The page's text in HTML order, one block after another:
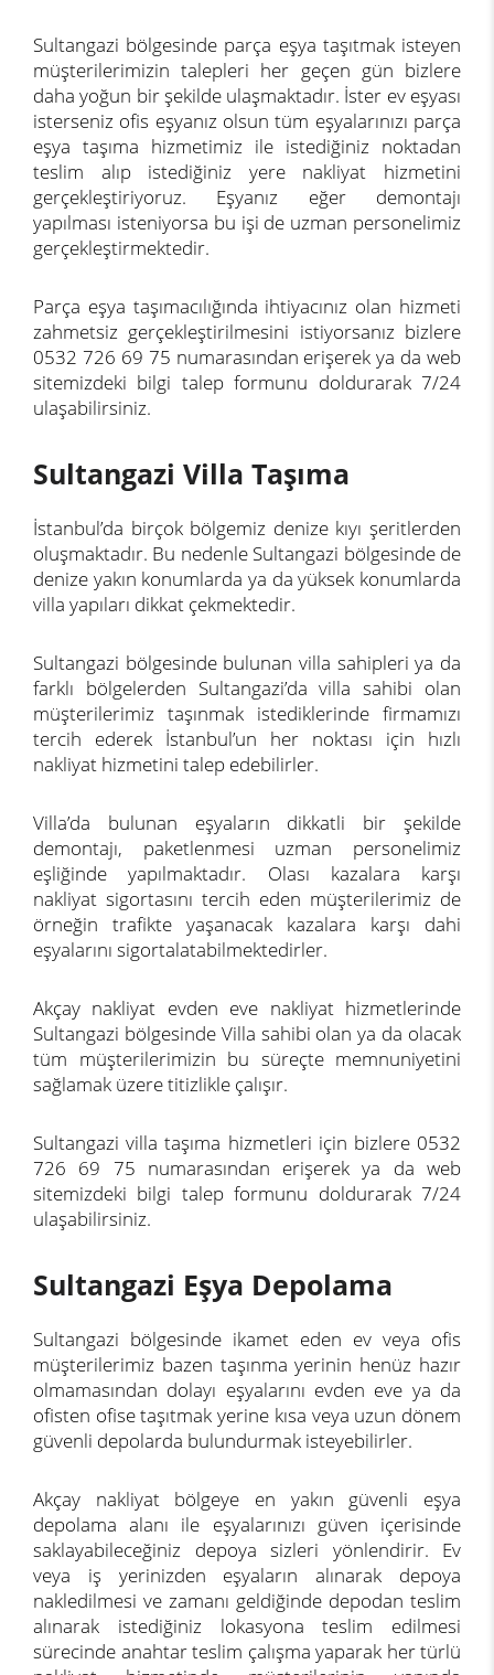
Sultangazi bölgesinde parça eşya taşıtmak isteyen
müşterilerimizin talepleri her geçen gün bizlere
daha yoğun bir şekilde ulaşmaktadır. İster ev eşyası
isterseniz ofis eşyanız olsun tüm eşyalarınızı parça
eşya taşıma hizmetimiz ile istediğiniz noktadan
teslim alıp istediğiniz yere nakliyat hizmetini
gerçekleştiriyoruz. Eşyanız eğer demontajı
yapılması isteniyorsa bu işi de uzman personelimiz
gerçekleştirmektedir.
Parça eşya taşımacılığında ihtiyacınız olan hizmeti
zahmetsiz gerçekleştirilmesini istiyorsanız bizlere
0532 726 69 75 numarasından erişerek ya da web
sitemizdeki bilgi talep formunu doldurarak 7/24
ulaşabilirsiniz.
Sultangazi Villa Taşıma
İstanbul’da birçok bölgemiz denize kıyı şeritlerden
oluşmaktadır. Bu nedenle Sultangazi bölgesinde de
denize yakın konumlarda ya da yüksek konumlarda
villa yapıları dikkat çekmektedir.
Sultangazi bölgesinde bulunan villa sahipleri ya da
farklı bölgelerden Sultangazi’da villa sahibi olan
müşterilerimiz taşınmak istediklerinde firmamızı
tercih ederek İstanbul’un her noktası için hızlı
nakliyat hizmetini talep edebilirler.
Villa’da bulunan eşyaların dikkatli bir şekilde
demontajı, paketlenmesi uzman personelimiz
eşliğinde yapılmaktadır. Olası kazalara karşı
nakliyat sigortasını tercih eden müşterilerimiz de
örneğin trafikte yaşanacak kazalara karşı dahi
eşyalarını sigortalatabilmektedirler.
Akçay nakliyat evden eve nakliyat hizmetlerinde
Sultangazi bölgesinde Villa sahibi olan ya da olacak
tüm müşterilerimizin bu süreçte memnuniyetini
sağlamak üzere titizlikle çalışır.
Sultangazi villa taşıma hizmetleri için bizlere 0532
726 69 75 numarasından erişerek ya da web
sitemizdeki bilgi talep formunu doldurarak 7/24
ulaşabilirsiniz.
Sultangazi Eşya Depolama
Sultangazi bölgesinde ikamet eden ev veya ofis
müşterilerimiz bazen taşınma yerinin henüz hazır
olmamasından dolayı eşyalarını evden eve ya da
ofisten ofise taşıtmak yerine kısa veya uzun dönem
güvenli depolarda bulundurmak isteyebilirler.
Akçay nakliyat bölgeye en yakın güvenli eşya
depolama alanı ile eşyalarınızı güven içerisinde
saklayabileceğiniz depoya sizleri yönlendirir. Ev
veya iş yerinizden eşyaların alınarak depoya
nakledilmesi ve zamanı geldiğinde depodan teslim
alınarak istediğiniz lokasyona teslim edilmesi
sürecinde anahtar teslim çalışma yaparak her türlü